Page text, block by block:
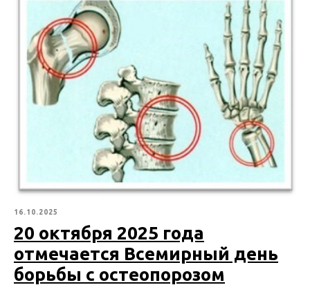
16.10.2025
20 октября 2025 года
отмечается Всемирный день
борьбы с остеопорозом